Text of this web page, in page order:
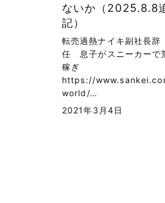
ないか（2025.8.8
記）
転売過熱ナイキ副社長辞
任 息子がスニーカーで
稼ぎ
https://
world/…
2021年3月4日